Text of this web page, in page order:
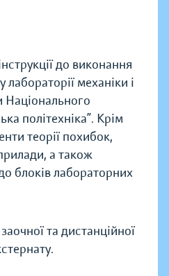
до виконання
механіки і
Національного
політехніка”. Крім
теорії похибок,
а також
блоків лабораторних
та дистанційної